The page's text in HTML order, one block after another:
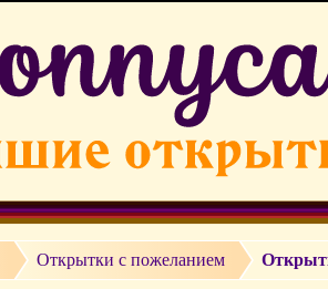
Открытки c пожеланием